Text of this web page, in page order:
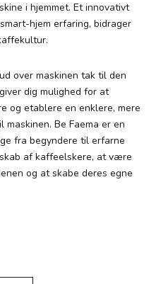
i hjemmet. Et innovativt
hjem erfaring, bidrager
over maskinen tak til den
dig mulighed for at
og etablere en enklere, mere
Be Faema er en
fra begyndere til erfarne
af kaffeelskere, at være
og at skabe deres egne
aluminumLight Anodized